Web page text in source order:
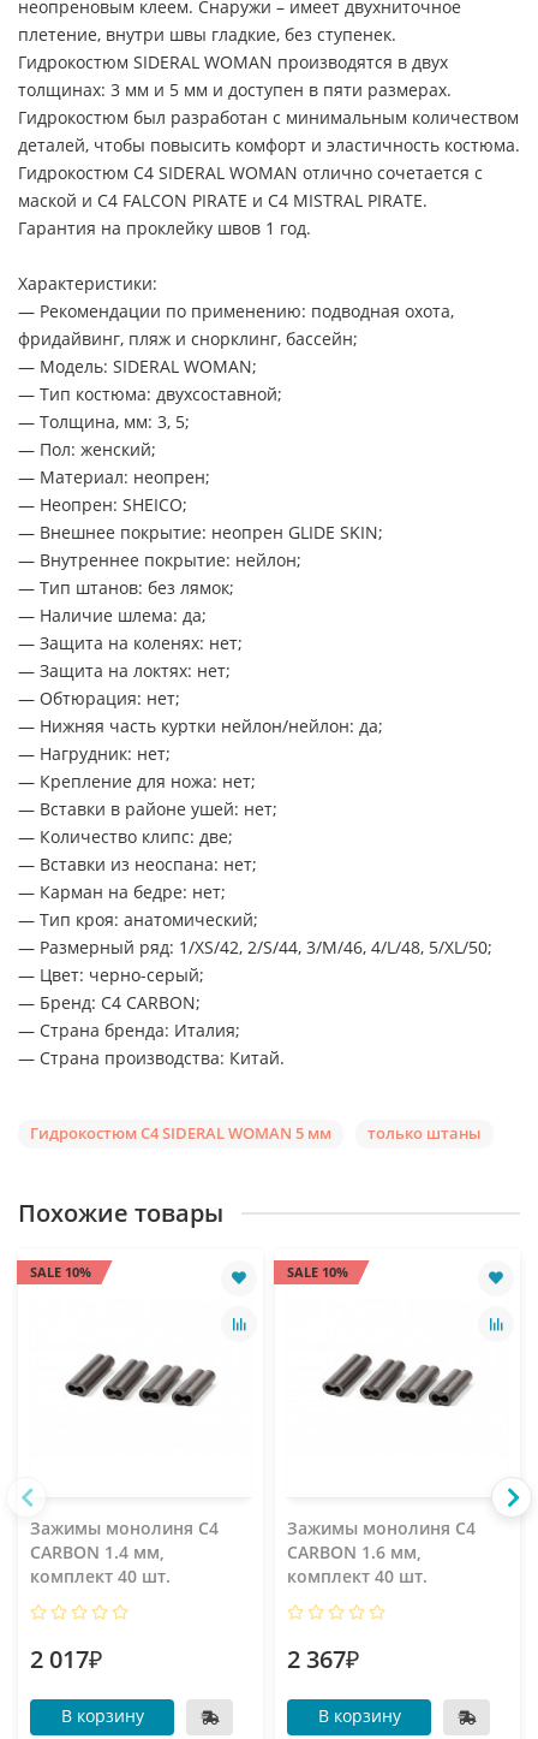
неопреновым клеем. Снаружи – имеет двухниточное
плетение, внутри швы гладкие, без ступенек.
Гидрокостюм SIDERAL WOMAN производятся в двух
толщинах: 3 мм и 5 мм и доступен в пяти размерах.
Гидрокостюм был разработан с минимальным количеством
деталей, чтобы повысить комфорт и эластичность костюма.
Гидрокостюм C4 SIDERAL WOMAN отлично сочетается с
маской и C4 FALCON PIRATE и C4 MISTRAL PIRATE.
Гарантия на проклейку швов 1 год.
Характеристики:
— Рекомендации по применению: подводная охота,
фридайвинг, пляж и снорклинг, бассейн;
— Модель: SIDERAL WOMAN;
— Тип костюма: двухсоставной;
— Толщина, мм: 3, 5;
— Пол: женский;
— Материал: неопрен;
— Неопрен: SHEICO;
— Внешнее покрытие: неопрен GLIDE SKIN;
— Внутреннее покрытие: нейлон;
— Тип штанов: без лямок;
— Наличие шлема: да;
— Защита на коленях: нет;
— Защита на локтях: нет;
— Обтюрация: нет;
— Нижняя часть куртки нейлон/нейлон: да;
— Нагрудник: нет;
— Крепление для ножа: нет;
— Вставки в районе ушей: нет;
— Количество клипс: две;
— Вставки из неоспана: нет;
— Карман на бедре: нет;
— Тип кроя: анатомический;
— Размерный ряд: 1/XS/42, 2/S/44, 3/M/46, 4/L/48, 5/XL/50;
— Цвет: черно-серый;
— Бренд: C4 CARBON;
— Страна бренда: Италия;
— Страна производства: Китай.
Гидрокостюм C4 SIDERAL WOMAN 5 мм только штаны
Похожие товары
SALE 10%
Зажимы монолиня C4
CARBON 1.4 мм,
комплект 40 шт.
2 017₽
В корзину
SALE 10%
Зажимы монолиня C4
CARBON 1.6 мм,
комплект 40 шт.
2 367₽
В корзину